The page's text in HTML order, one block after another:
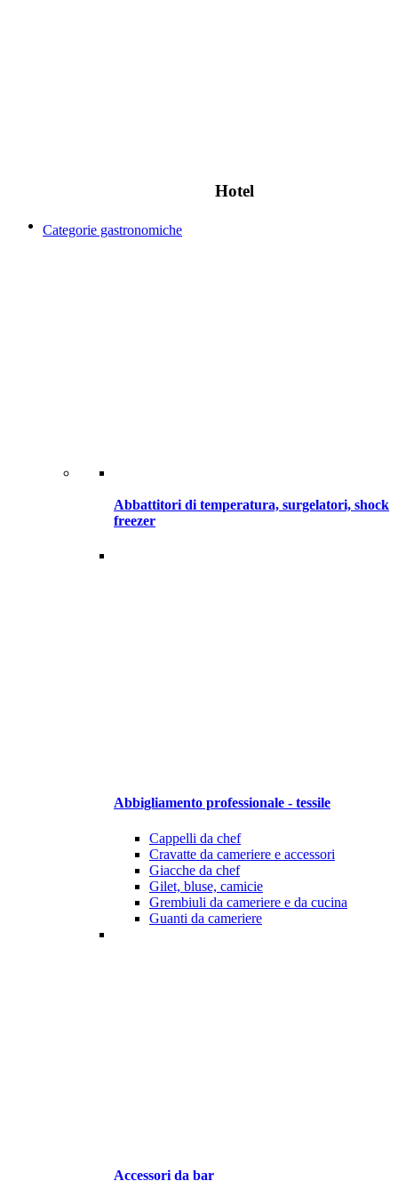
Hotel
Categorie gastronomiche
Abbattitori di temperatura, surgelatori, shock
freezer
Abbigliamento professionale - tessile
Cappelli da chef
Cravatte da cameriere e accessori
Giacche da chef
Gilet, bluse, camicie
Grembiuli da cameriere e da cucina
Guanti da cameriere
Accessori da bar